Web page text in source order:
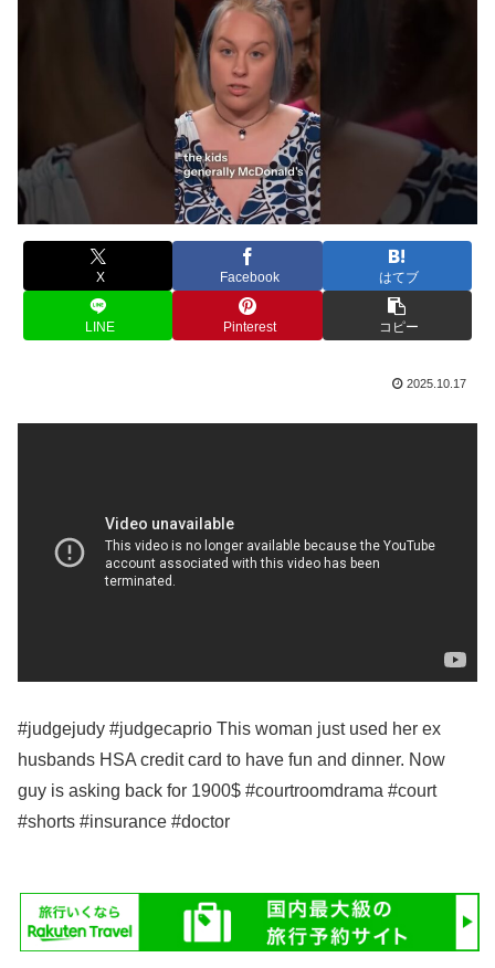
X Facebook はてブ
LINE Pinterest コピー
2025.10.17
#judgejudy #judgecaprio This woman just used her ex
husbands HSA credit card to have fun and dinner. Now
guy is asking back for 1900$ #courtroomdrama #court
#shorts #insurance #doctor